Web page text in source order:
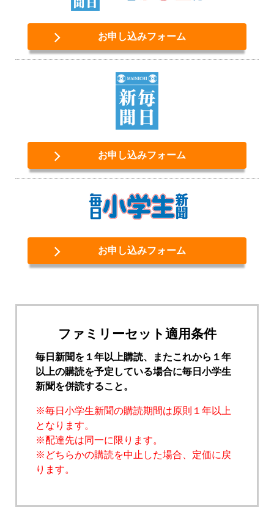
お申し込みフォーム
お申し込みフォーム
お申し込みフォーム
ファミリーセット適用条件
毎日新聞を１年以上購読、またこれから１年
以上の購読を予定している場合に毎日小学生
新聞を併読すること。
※毎日小学生新聞の購読期間は原則１年以上
となります。
※配達先は同一に限ります。
※どちらかの購読を中止した場合、定価に戻
ります。